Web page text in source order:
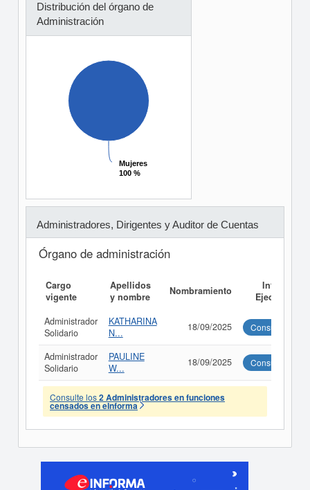
Distribución del órgano de
Administración
Mujeres
100 %
Mujeres
100 %
Administradores, Dirigentes y Auditor de Cuentas
Órgano de administración
Cargo
vigente
Apellidos
y nombre
Nombramiento
Informe
Ejecutivo
Administrador
Solidario
KATHARINA
N...
18/09/2025 Consultar
Administrador
Solidario
PAULINE
W...
18/09/2025 Consultar
Consulte los2 Administradores en funciones
censados en eInforma